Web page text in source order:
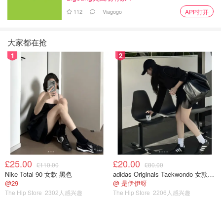
图片来自redian.news，版权属于原作者
根据张恒提供的微信聊天记录显示，29日当天，郑爽给张恒
发消息，说女儿的手指受伤了。张恒表示，自己当时以为是
小伤，伤口不深。
在知道女儿手指缝针后，张恒十分生气，俩人发生了一场小
争吵。
112 Viagogo APP打开
大家都在抢
1
£25.00 £110.00
Nike Total 90 女款 黑色
@29
The Hip Store 2302人感兴趣
2
£20.00 £80.00
adidas Originals Taekwondo 女款黑色运动鞋
@ 是伊伊呀
The Hip Store 2206人感兴趣